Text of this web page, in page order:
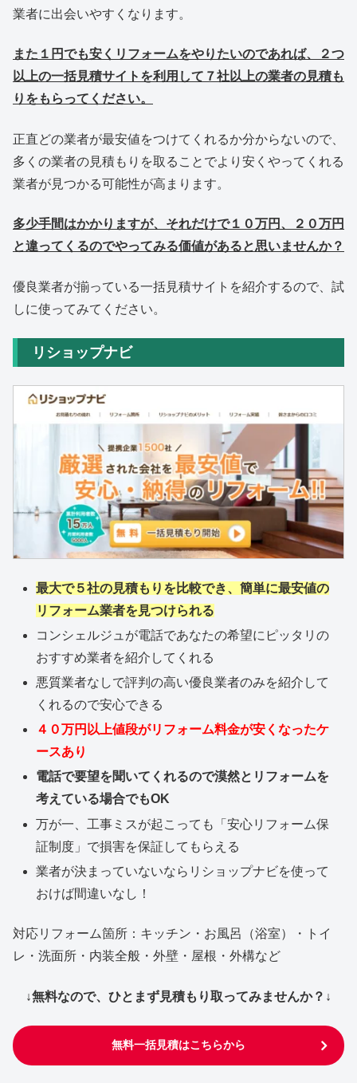
業者に出会いやすくなります。
また１円でも安くリフォームをやりたいのであれば、２つ
以上の一括見積サイトを利用して７社以上の業者の見積も
りをもらってください。
正直どの業者が最安値をつけてくれるか分からないので、
多くの業者の見積もりを取ることでより安くやってくれる
業者が見つかる可能性が高まります。
多少手間はかかりますが、それだけで１０万円、２０万円
と違ってくるのでやってみる価値があると思いませんか？
優良業者が揃っている一括見積サイトを紹介するので、試
しに使ってみてください。
リショップナビ
最大で５社の見積もりを比較でき、簡単に最安値の
リフォーム業者を見つけられる
コンシェルジュが電話であなたの希望にピッタリの
おすすめ業者を紹介してくれる
悪質業者なしで評判の高い優良業者のみを紹介して
くれるので安心できる
４０万円以上値段がリフォーム料金が安くなったケ
ースあり
電話で要望を聞いてくれるので漠然とリフォームを
考えている場合でもOK
万が一、工事ミスが起こっても「安心リフォーム保
証制度」で損害を保証してもらえる
業者が決まっていないならリショップナビを使って
おけば間違いなし！
対応リフォーム箇所：キッチン・お風呂（浴室）・トイ
レ・洗面所・内装全般・外壁・屋根・外構など
↓無料なので、ひとまず見積もり取ってみませんか？↓
無料一括見積はこちらから